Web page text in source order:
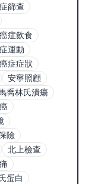
篩查
癌症飲食
運動
癌症症狀
安寧照顧
喬林氏潰瘍
險
北上檢查
蛋白